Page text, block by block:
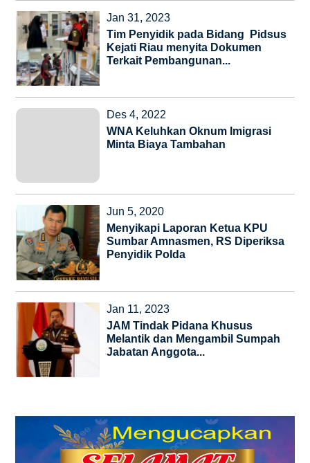
Jan 31, 2023
Tim Penyidik pada Bidang Pidsus
Kejati Riau menyita Dokumen
Terkait Pembangunan...
Des 4, 2022
WNA Keluhkan Oknum Imigrasi
Minta Biaya Tambahan
Jun 5, 2020
Menyikapi Laporan Ketua KPU
Sumbar Amnasmen, RS Diperiksa
Penyidik Polda
Jan 11, 2023
JAM Tindak Pidana Khusus
Melantik dan Mengambil Sumpah
Jabatan Anggota...